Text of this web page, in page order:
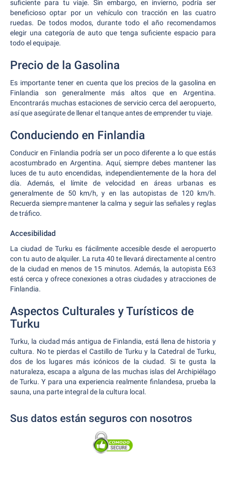
suficiente para tu viaje. Sin embargo, en invierno, podría ser
beneficioso optar por un vehículo con tracción en las cuatro
ruedas. De todos modos, durante todo el año recomendamos
elegir una categoría de auto que tenga suficiente espacio para
todo el equipaje.
Precio de la Gasolina
Es importante tener en cuenta que los precios de la gasolina en
Finlandia son generalmente más altos que en Argentina.
Encontrarás muchas estaciones de servicio cerca del aeropuerto,
así que asegúrate de llenar el tanque antes de emprender tu viaje.
Conduciendo en Finlandia
Conducir en Finlandia podría ser un poco diferente a lo que estás
acostumbrado en Argentina. Aquí, siempre debes mantener las
luces de tu auto encendidas, independientemente de la hora del
día. Además, el límite de velocidad en áreas urbanas es
generalmente de 50 km/h, y en las autopistas de 120 km/h.
Recuerda siempre mantener la calma y seguir las señales y reglas
de tráfico.
Accesibilidad
La ciudad de Turku es fácilmente accesible desde el aeropuerto
con tu auto de alquiler. La ruta 40 te llevará directamente al centro
de la ciudad en menos de 15 minutos. Además, la autopista E63
está cerca y ofrece conexiones a otras ciudades y atracciones de
Finlandia.
Aspectos Culturales y Turísticos de
Turku
Turku, la ciudad más antigua de Finlandia, está llena de historia y
cultura. No te pierdas el Castillo de Turku y la Catedral de Turku,
dos de los lugares más icónicos de la ciudad. Si te gusta la
naturaleza, escapa a alguna de las muchas islas del Archipiélago
de Turku. Y para una experiencia realmente finlandesa, prueba la
sauna, una parte integral de la cultura local.
Sus datos están seguros con nosotros